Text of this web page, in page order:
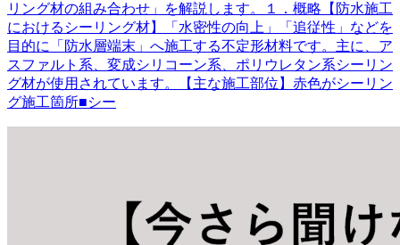
リング材の組み合わせ」を解説します。１．概略【防水施工
におけるシーリング材】「水密性の向上」「追従性」などを
目的に「防水層端末」へ施工する不定形材料です。主に、ア
スファルト系、変成シリコーン系、ポリウレタン系シーリン
グ材が使用されています。【主な施工部位】赤色がシーリン
グ施工箇所■シー